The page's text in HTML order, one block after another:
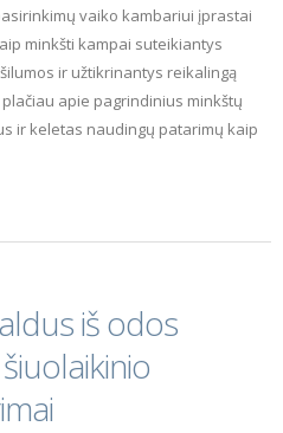
vaiko kambariui įprastai
minkšti kampai suteikiantys
ir užtikrinantys reikalingą
apie pagrindinius minkštų
ir keletas naudingų patarimų kaip
iš odos